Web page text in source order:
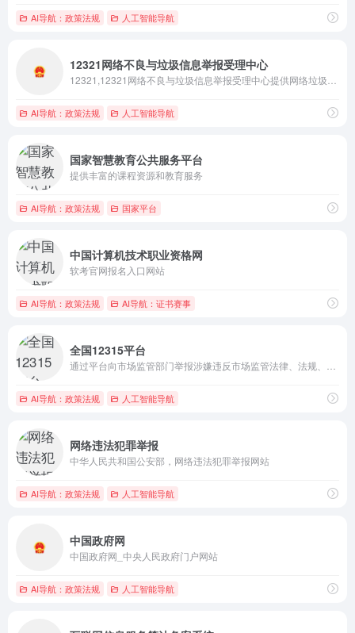
AI导航：政策法规 人工智能导航
12321网络不良与垃圾信息举报受理中心
AI导航：政策法规 人工智能导航
国家智慧教育公共服务平台
提供丰富的课程资源和教育服务
AI导航：政策法规 国家平台
中国计算机技术职业资格网
软考官网报名入口网站
AI导航：政策法规 AI导航：证书赛事
全国12315平台
AI导航：政策法规 人工智能导航
网络违法犯罪举报
中华人民共和国公安部，网络违法犯罪举报网站
AI导航：政策法规 人工智能导航
中国政府网
中国政府网_中央人民政府门户网站
AI导航：政策法规 人工智能导航